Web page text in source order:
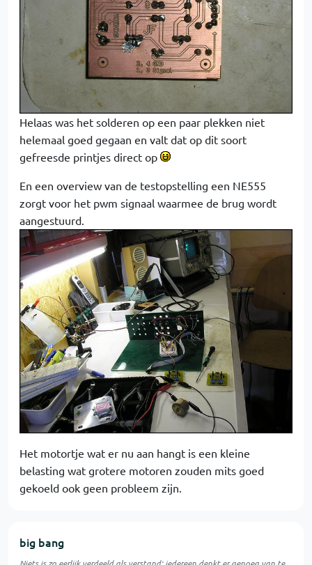
Helaas was het solderen op een paar plekken niet
helemaal goed gegaan en valt dat op dit soort
gefreesde printjes direct op
En een overview van de testopstelling een NE555
zorgt voor het pwm signaal waarmee de brug wordt
aangestuurd.
Het motortje wat er nu aan hangt is een kleine
belasting wat grotere motoren zouden mits goed
gekoeld ook geen probleem zijn.
big bang